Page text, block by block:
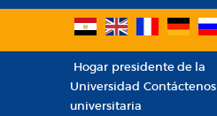
Hogar presidente de la
Universidad Contáctenos
universitaria